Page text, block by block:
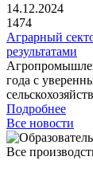
14.12.2024
1474
Аграрный
результатами
года с
Подробнее
Все новости
Все